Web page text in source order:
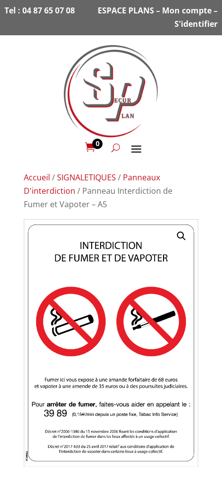
Tel : 04 87 65 07 08 ESPACE PLANS– Mon compte–
S'identifier
0
Accueil /SIGNALETIQUES / Panneaux
D'interdiction / Panneau Interdiction de
Fumer et Vapoter – A5